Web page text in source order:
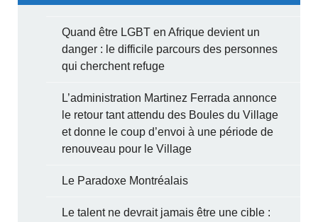
Quand être LGBT en Afrique devient un
danger : le difficile parcours des personnes
qui cherchent refuge
L’administration Martinez Ferrada annonce
le retour tant attendu des Boules du Village
et donne le coup d’envoi à une période de
renouveau pour le Village
Le Paradoxe Montréalais
Le talent ne devrait jamais être une cible :